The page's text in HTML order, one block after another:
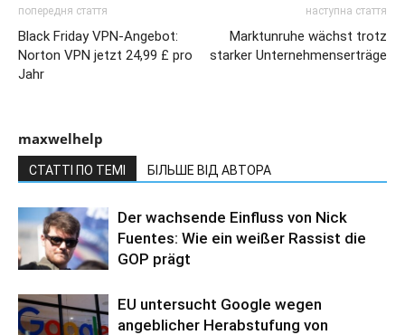
попередня стаття
Black Friday VPN-Angebot:
Norton VPN jetzt 24,99 £ pro
Jahr
наступна стаття
Marktunruhe wächst trotz
starker Unternehmenserträge
maxwelhelp
СТАТТІ ПО ТЕМІ БІЛЬШЕ ВІД АВТОРА
Der wachsende Einfluss von Nick
Fuentes: Wie ein weißer Rassist die
GOP prägt
EU untersucht Google wegen
angeblicher Herabstufung von